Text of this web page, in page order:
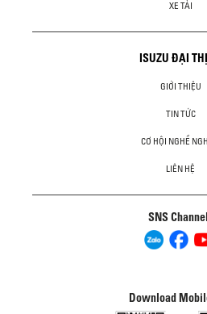
XE TẢI
ISUZU ĐẠI
GIỚI THIỆU
TIN TỨC
CƠ HỘI NGHỀ
LIÊN HỆ
SNS
Download